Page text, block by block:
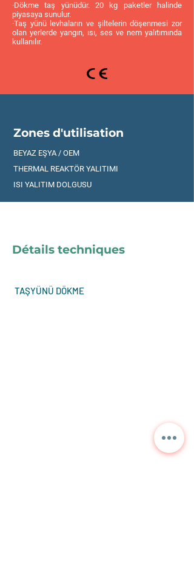
·Dökme taş yünüdür. 20 kg paketler halinde
piyasaya sunulur.
·Taş yünü levhaların ve şiltelerin döşenmesi zor
olan yerlerde yangın, ısı, ses ve nem yalıtımında
kullanılır.
Zones d'utilisation
BEYAZ EŞYA / OEM
THERMAL REAKTÖR YALITIMI
ISI YALITIM DOLGUSU
Détails techniques
TAŞYÜNÜ DÖKME